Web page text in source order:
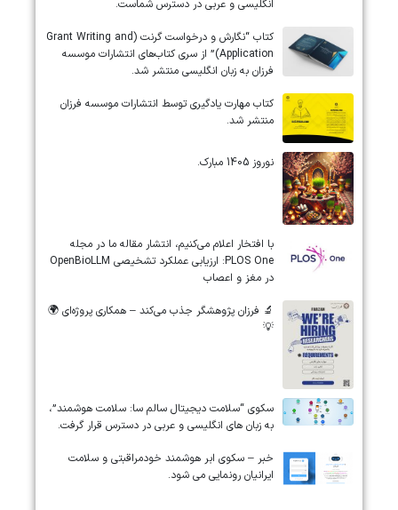
انگلیسی و عربی در دسترس شماست.
کتاب “نگارش و درخواست گرنت (Grant Writing and
Application)” از سری کتاب‌های انتشارات موسسه
فرزان به زبان انگلیسی منتشر شد.
کتاب مهارت یادگیری توسط انتشارات موسسه فرزان
منتشر شد.
نوروز 1405 مبارک.
‏‏‏با افتخار اعلام می‌کنیم، انتشار مقاله ما در مجله
‎PLOS One‎: ارزیابی عملکرد تشخیصی ‎OpenBioLLM‎
در مغز و اعصاب
🔬 فرزان پژوهشگر جذب می‌کند – همکاری پروژه‌ای 🌍
💡
سکوی “سلامت دیجیتال سالم سا: سلامت هوشمند”،
به زبان های انگلیسی و عربی در دسترس قرار گرفت.
خبر – سکوی ابر هوشمند خودمراقبتی و سلامت
ایرانیان رونمایی می شود.